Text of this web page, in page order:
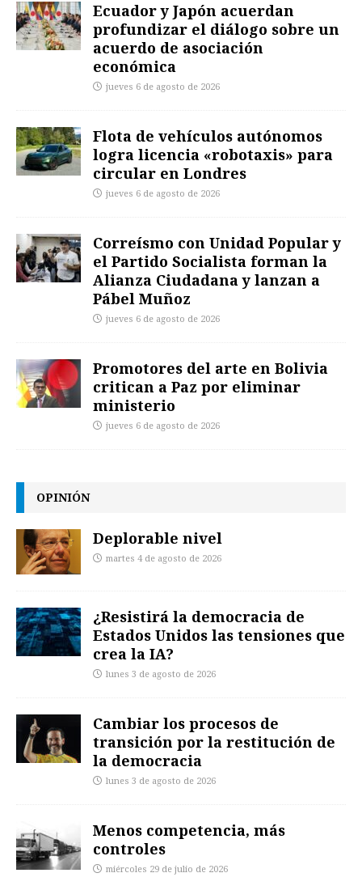
Ecuador y Japón acuerdan
profundizar el diálogo sobre un
acuerdo de asociación
económica
jueves 6 de agosto de 2026
Flota de vehículos autónomos
logra licencia «robotaxis» para
circular en Londres
jueves 6 de agosto de 2026
Correísmo con Unidad Popular y
el Partido Socialista forman la
Alianza Ciudadana y lanzan a
Pábel Muñoz
jueves 6 de agosto de 2026
Promotores del arte en Bolivia
critican a Paz por eliminar
ministerio
jueves 6 de agosto de 2026
OPINIÓN
Deplorable nivel
martes 4 de agosto de 2026
¿Resistirá la democracia de
Estados Unidos las tensiones que
crea la IA?
lunes 3 de agosto de 2026
Cambiar los procesos de
transición por la restitución de
la democracia
lunes 3 de agosto de 2026
Menos competencia, más
controles
miércoles 29 de julio de 2026